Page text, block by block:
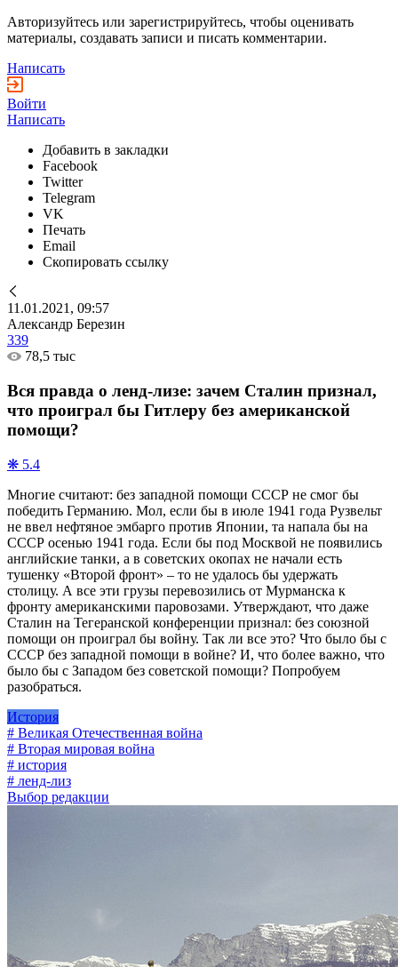
Авторизуйтесь или зарегистрируйтесь, чтобы оценивать
материалы, создавать записи и писать комментарии.
Написать
Войти
Написать
Добавить в закладки
Facebook
Twitter
Telegram
VK
Печать
Email
Скопировать ссылку
11.01.2021, 09:57
Александр Березин
339
78,5 тыс
Вся правда о ленд-лизе: зачем Сталин признал,
что проиграл бы Гитлеру без американской
помощи?
❋ 5.4
Многие считают: без западной помощи СССР не смог бы
победить Германию. Мол, если бы в июле 1941 года Рузвельт
не ввел нефтяное эмбарго против Японии, та напала бы на
СССР осенью 1941 года. Если бы под Москвой не появились
английские танки, а в советских окопах не начали есть
тушенку «Второй фронт» – то не удалось бы удержать
столицу. А все эти грузы перевозились от Мурманска к
фронту американскими паровозами. Утверждают, что даже
Сталин на Тегеранской конференции признал: без союзной
помощи он проиграл бы войну. Так ли все это? Что было бы с
СССР без западной помощи в войне? И, что более важно, что
было бы с Западом без советской помощи? Попробуем
разобраться.
История
# Великая Отечественная война
# Вторая мировая война
# история
# ленд-лиз
Выбор редакции